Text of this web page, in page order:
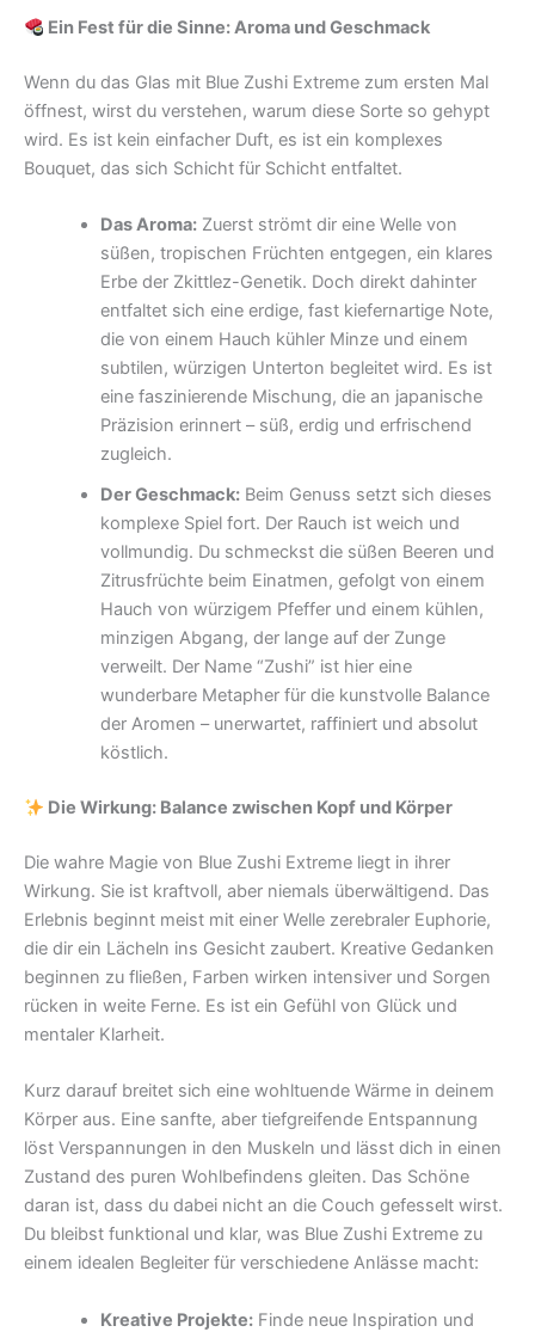
Ein Fest für die Sinne: Aroma und Geschmack
Wenn du das Glas mit Blue Zushi Extreme zum ersten Mal
öffnest, wirst du verstehen, warum diese Sorte so gehypt
wird. Es ist kein einfacher Duft, es ist ein komplexes
Bouquet, das sich Schicht für Schicht entfaltet.
Das Aroma:Zuerst strömt dir eine Welle von
süßen, tropischen Früchten entgegen, ein klares
Erbe der Zkittlez-Genetik. Doch direkt dahinter
entfaltet sich eine erdige, fast kiefernartige Note,
die von einem Hauch kühler Minze und einem
subtilen, würzigen Unterton begleitet wird. Es ist
eine faszinierende Mischung, die an japanische
Präzision erinnert – süß, erdig und erfrischend
zugleich.
Der Geschmack:Beim Genuss setzt sich dieses
komplexe Spiel fort. Der Rauch ist weich und
vollmundig. Du schmeckst die süßen Beeren und
Zitrusfrüchte beim Einatmen, gefolgt von einem
Hauch von würzigem Pfeffer und einem kühlen,
minzigen Abgang, der lange auf der Zunge
verweilt. Der Name “Zushi” ist hier eine
wunderbare Metapher für die kunstvolle Balance
der Aromen – unerwartet, raffiniert und absolut
köstlich.
Die Wirkung: Balance zwischen Kopf und Körper
Die wahre Magie von Blue Zushi Extreme liegt in ihrer
Wirkung. Sie ist kraftvoll, aber niemals überwältigend. Das
Erlebnis beginnt meist mit einer Welle zerebraler Euphorie,
die dir ein Lächeln ins Gesicht zaubert. Kreative Gedanken
beginnen zu fließen, Farben wirken intensiver und Sorgen
rücken in weite Ferne. Es ist ein Gefühl von Glück und
mentaler Klarheit.
Kurz darauf breitet sich eine wohltuende Wärme in deinem
Körper aus. Eine sanfte, aber tiefgreifende Entspannung
löst Verspannungen in den Muskeln und lässt dich in einen
Zustand des puren Wohlbefindens gleiten. Das Schöne
daran ist, dass du dabei nicht an die Couch gefesselt wirst.
Du bleibst funktional und klar, was Blue Zushi Extreme zu
einem idealen Begleiter für verschiedene Anlässe macht:
Kreative Projekte:Finde neue Inspiration und